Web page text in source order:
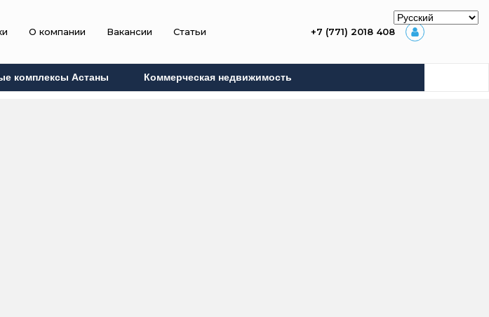
О компании Вакансии Статьи +7 (771) 2018 408
комплексы Астаны Коммерческая недвижимость